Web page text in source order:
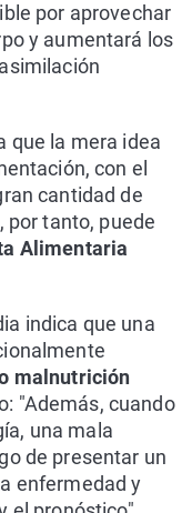
por aprovechar
y aumentará los
que la mera idea
con el
cantidad de
por tanto, puede
Alimentaria
indica que una
malnutrición
"Además, cuando
una mala
de presentar un
enfermedad y